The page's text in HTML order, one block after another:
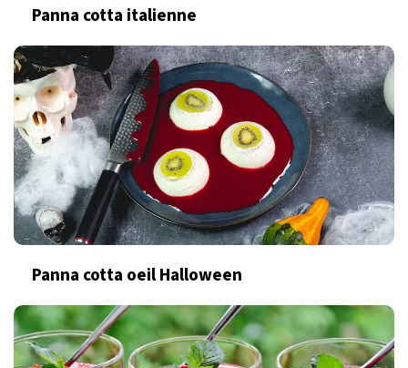
Panna cotta italienne
Panna cotta oeil Halloween